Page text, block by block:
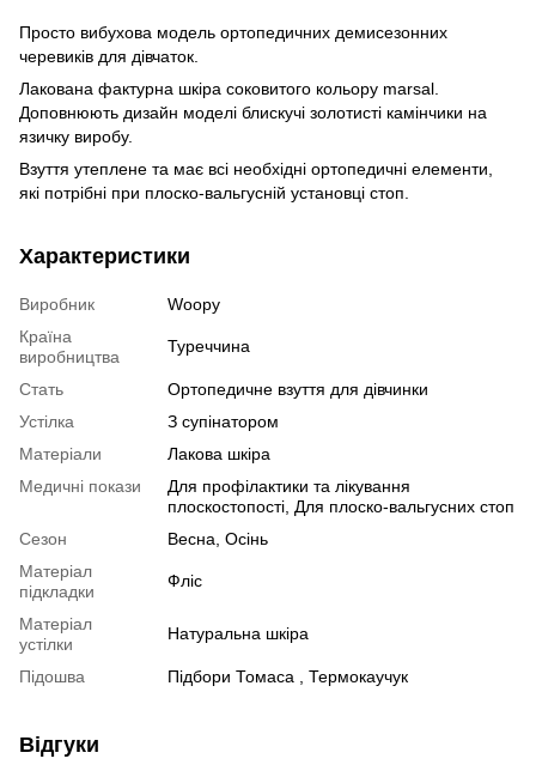
Просто вибухова модель ортопедичних демисезонних
черевиків для дівчаток.
Лакована фактурна шкіра соковитого кольору marsal.
Доповнюють дизайн моделі блискучі золотисті камінчики на
язичку виробу.
Взуття утеплене та має всі необхідні ортопедичні елементи,
які потрібні при плоско-вальгусній установці стоп.
Характеристики
Виробник
Woopy
Країна
виробництва
Туреччина
Стать
Ортопедичне взуття для дівчинки
Устілка
З супінатором
Матеріали
Лакова шкіра
Медичні покази
Для профілактики та лікування
плоскостопості, Для плоско-вальгусних стоп
Сезон
Весна, Осінь
Матеріал
підкладки
Фліс
Матеріал
устілки
Натуральна шкіра
Підошва Підбори Томаса , Термокаучук
Відгуки